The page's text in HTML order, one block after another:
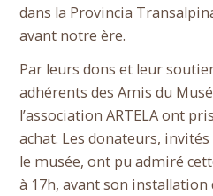
dans la Provincia
avant notre ère.
Par leurs dons et leur
adhérents des Amis du
l’association ARTELA ont
achat. Les donateurs,
le musée, ont pu admiré
à 17h, avant son installation